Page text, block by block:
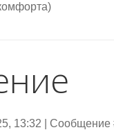
13:32 | Сообщение